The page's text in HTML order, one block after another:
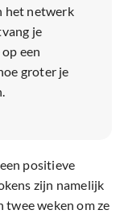
het netwerk
je
een
groter je
positieve
zijn namelijk
twee weken om ze